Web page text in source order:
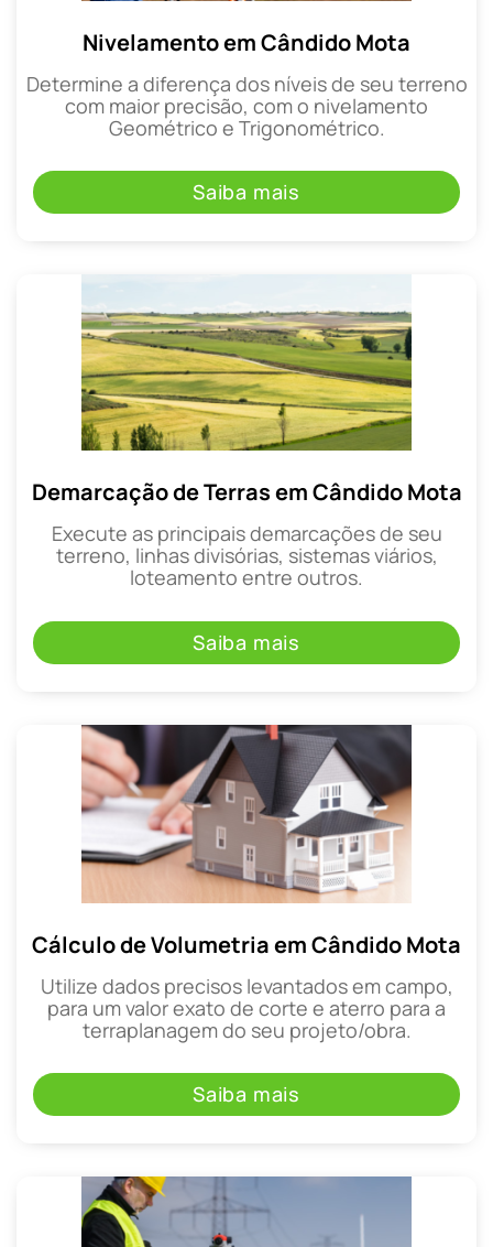
Nivelamento em Cândido Mota
Determine a diferença dos níveis de seu terreno
com maior precisão, com o nivelamento
Geométrico e Trigonométrico.
Saiba mais
Demarcação de Terras em Cândido Mota
Execute as principais demarcações de seu
terreno, linhas divisórias, sistemas viários,
loteamento entre outros.
Saiba mais
Cálculo de Volumetria em Cândido Mota
Utilize dados precisos levantados em campo,
para um valor exato de corte e aterro para a
terraplanagem do seu projeto/obra.
Saiba mais